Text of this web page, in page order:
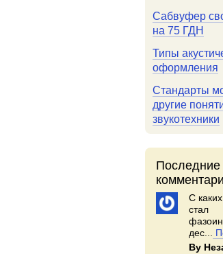
Сабвуфер
на 75 ГДН
Типы
оформления
Стандарты
другие
звукотехники
Последние
С
стал
дес...
By